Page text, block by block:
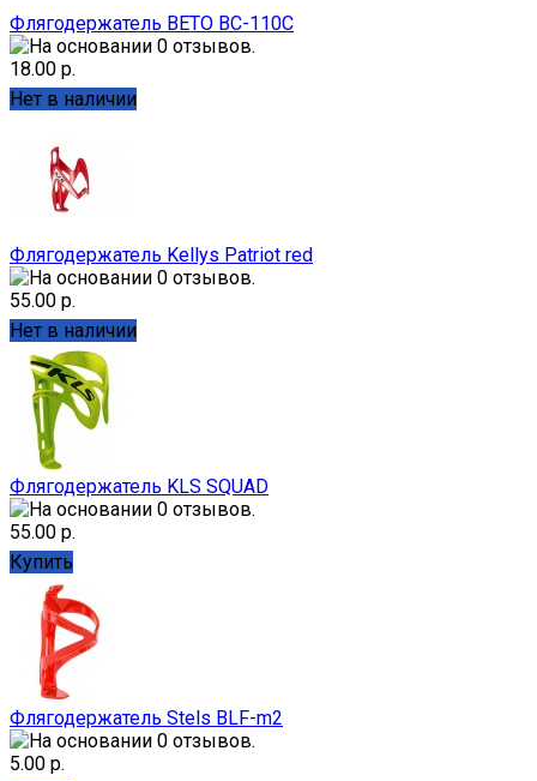
Флягодержатель BETO BC-110C
18.00 р.
Нет в наличии
Флягодержатель Kellys Patriot red
55.00 р.
Нет в наличии
Флягодержатель KLS SQUAD
55.00 р.
Купить
Флягодержатель Stels BLF-m2
5.00 р.